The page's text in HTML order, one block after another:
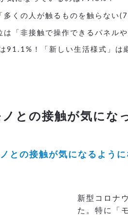
くの人が触るものを触らない
「非接触で操作できるパネルや
！「新しい生活様式」は
との接触が気にな
との接触が気になるように
新型コロナ
た。特に「